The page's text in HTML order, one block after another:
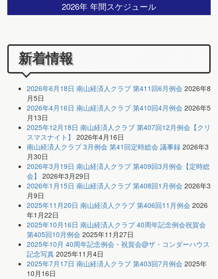
2026年 年間スケジュール
新着情報
2026年6月18日 南山経済人クラブ 第411回6月例会 2026年8
月5日
2026年4月16日 南山経済人クラブ 第410回4月例会 2026年5
月13日
2025年12月18日 南山経済人クラブ 第407回12月例会【クリ
スマスナイト】 2026年4月16日
南山経済人クラブ 3月例会 第41回定時総会 議事録 2026年3
月30日
2026年3月19日 南山経済人クラブ 第409回3月例会【定時総
会】 2026年3月29日
2026年1月15日 南山経済人クラブ 第408回1月例会 2026年3
月9日
2025年11月20日 南山経済人クラブ 第406回11月例会 2026
年1月22日
2025年10月16日 南山経済人クラブ 40周年記念例会祝賀会
第405回10月例会 2025年11月27日
2025年10月 40周年記念例会・祝賀会@ザ・コンダーハウス
記念写真 2025年11月4日
2025年7月17日 南山経済人クラブ 第403回7月例会 2025年
10月16日